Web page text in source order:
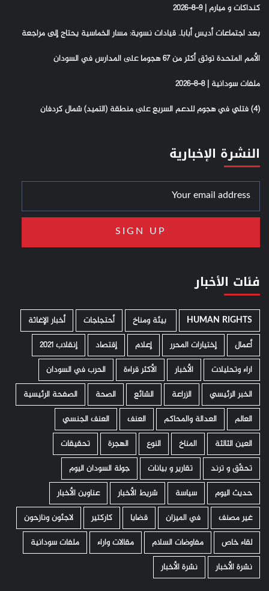
كنداكات و ميارم | 9-8-2026
بعد اجتماعات أديس أبابا.. قيادات نسوية: مسار الخماسية يحتاج إلى مراجعة
الأمم المتحدة توثق أكثر من 67 هجوما على المدارس في السودان
ملفات سودانية | 8-8-2026
(4) فتلي في هجوم للدعم السريع على منطقة (التميد) شمال كردفان
النشرة الإخبارية
فئات الأخبار
HUMAN RIGHTS ­ بيئة ومناخ أحتجاجات
أخبار الإغاثة
أعمال
إختيارات المحرر إعلام إقتصاد
إنقلاب 2021
اراء وتحليلات
الأخبار الأكثر قراءة
الحرب في السودان
الخبر الرئيسي
الزراعة الشائع الصحة
الصفحة الرئيسية
العالم
العدالة والمحاكم العنف
العنف الجنسي
العين الثالثة
المناخ النوع الهجرة
تحقيقات
تحقّق و ترند
تقارير و بيانات
جولة السودان اليوم
حديث اليوم
سياسة شريط الأخبار
عناوين الأخبار
غير مصنف
في الميزان قضايا كاركتير
لاجئون ونازحون
لقاء خاص
مفاوضات السلام مقالات واراء
ملفات سودانية
نشرة الأخبار
نشرة الأخبار